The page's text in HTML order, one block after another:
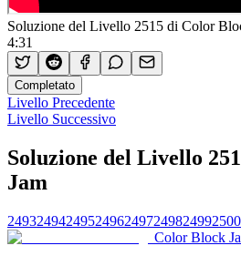
Soluzione del Livello 2515 di Color
4:31
Completato
Livello Precedente
Livello Successivo
Soluzione del Livello
Jam
24932494249524962497249824992500
Color Block